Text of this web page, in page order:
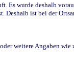
Es wurde deshalb
ist bei der
weitere Angaben wie